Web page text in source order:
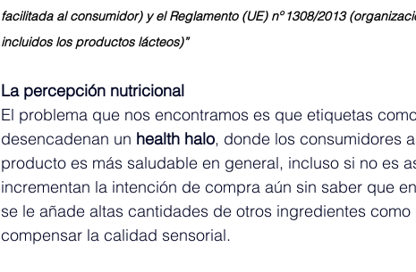
facilitada al consumidor) y el Reglamento (UE) nº 1308/2013
incluidos los productos lácteos)”
La percepción nutricional
El problema que nos encontramos es que etiquetas
desencadenan un health halo, donde los consumidores
producto es más saludable en general, incluso si no es
incrementan la intención de compra aún sin saber que
se le añade altas cantidades de otros ingredientes
compensar la calidad sensorial.